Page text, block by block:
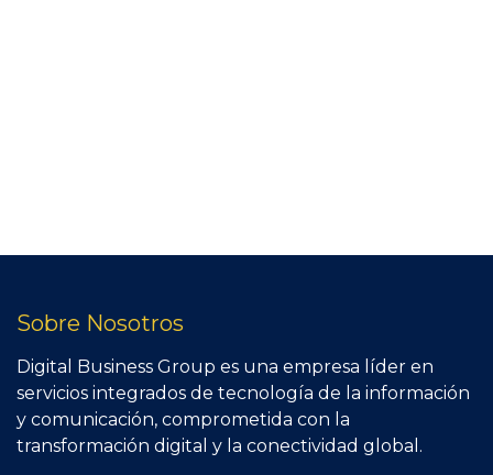
Sobre Nosotros
Digital Business Group es una empresa líder en
servicios integrados de tecnología de la información
y comunicación, comprometida con la
transformación digital y la conectividad global.